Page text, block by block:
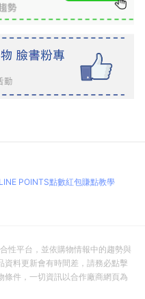
LINE POINTS點數紅包賺點教學
性平台，並依購物情報中的趨勢與
資料更新會有時間差，請務必點擊
件，一切資訊以合作廠商網頁為